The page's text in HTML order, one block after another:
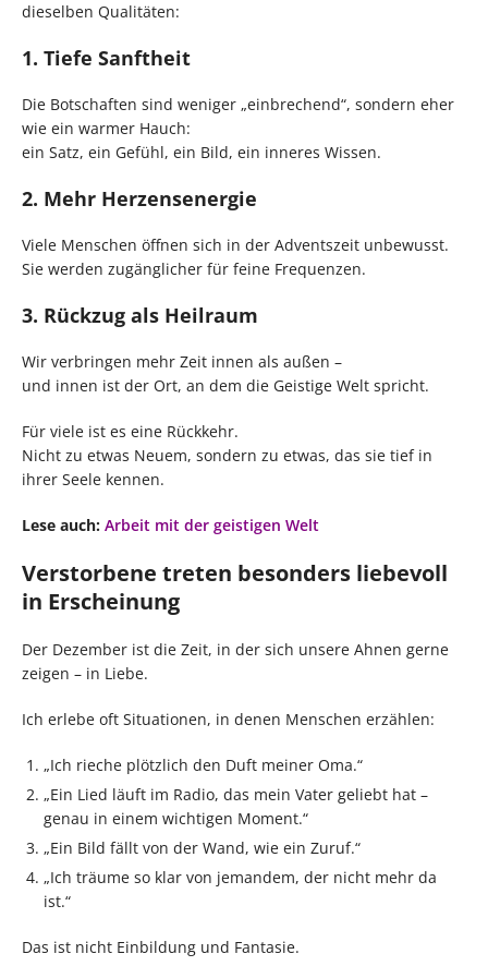
dieselben Qualitäten:
1. Tiefe Sanftheit
Die Botschaften sind weniger „einbrechend“, sondern eher
wie ein warmer Hauch:
ein Satz, ein Gefühl, ein Bild, ein inneres Wissen.
2. Mehr Herzensenergie
Viele Menschen öffnen sich in der Adventszeit unbewusst.
Sie werden zugänglicher für feine Frequenzen.
3. Rückzug als Heilraum
Wir verbringen mehr Zeit innen als außen –
und innen ist der Ort, an dem die Geistige Welt spricht.
Für viele ist es eine Rückkehr.
Nicht zu etwas Neuem, sondern zu etwas, das sie tief in
ihrer Seele kennen.
Lese auch: Arbeit mit der geistigen Welt
Verstorbene treten besonders liebevoll
in Erscheinung
Der Dezember ist die Zeit, in der sich unsere Ahnen gerne
zeigen – in Liebe.
Ich erlebe oft Situationen, in denen Menschen erzählen:
„Ich rieche plötzlich den Duft meiner Oma.“
„Ein Lied läuft im Radio, das mein Vater geliebt hat –
genau in einem wichtigen Moment.“
„Ein Bild fällt von der Wand, wie ein Zuruf.“
„Ich träume so klar von jemandem, der nicht mehr da
ist.“
Das ist nicht Einbildung und Fantasie.